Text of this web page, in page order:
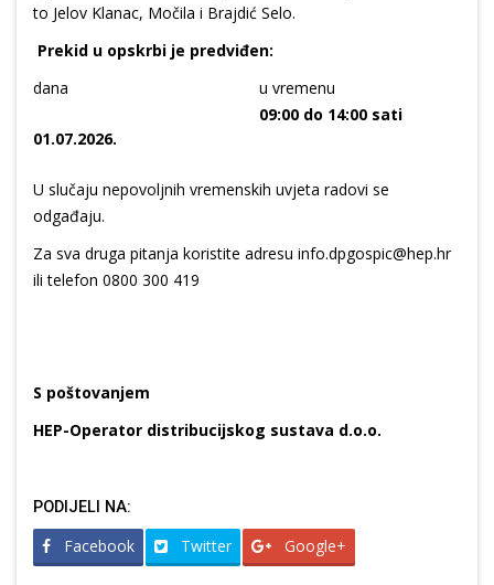
to Jelov Klanac, Močila i Brajdić Selo.
Prekid u opskrbi je predviđen:
dana
u vremenu
01.07.2026.
09:00 do 14:00 sati
U slučaju nepovoljnih vremenskih uvjeta radovi se
odgađaju.
Za sva druga pitanja koristite adresu info.dpgospic@hep.hr
ili telefon 0800 300 419
S poštovanjem
HEP-Operator distribucijskog sustava d.o.o.
PODIJELI NA:
Facebook Twitter Google+